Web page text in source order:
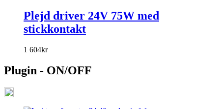
Plejd driver 24V 75W med
stickkontakt
1 604kr
Plugin - ON/OFF